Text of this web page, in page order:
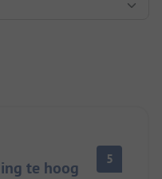
te hoog 5